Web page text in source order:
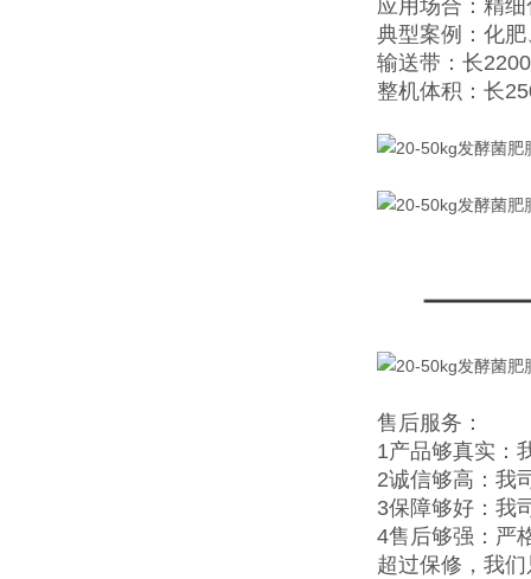
应用场合：精
典型案例：化
输送带：长
整机体积：长
售后服务：
1产品够真实：
2诚信够高：我
3保障够好：我
4售后够强：严
超过保修，我